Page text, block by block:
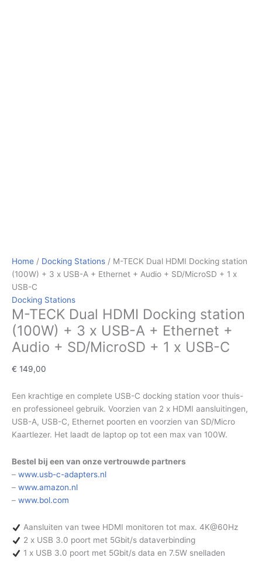
Home / Docking Stations / M-TECK Dual HDMI Docking station
(100W) + 3 x USB-A + Ethernet + Audio + SD/MicroSD + 1 x
USB-C
Docking Stations
M-TECK Dual HDMI Docking station
(100W) + 3 x USB-A + Ethernet +
Audio + SD/MicroSD + 1 x USB-C
€ 149,00
Een krachtige en complete USB-C docking station voor thuis-
en professioneel gebruik. Voorzien van 2 x HDMI aansluitingen,
USB-A, USB-C, Ethernet poorten en voorzien van SD/Micro
Kaartlezer. Het laadt de laptop op tot een max van 100W.
Bestel bij een van onze vertrouwde partners
– www.usb-c-adapters.nl
– www.amazon.nl
– www.bol.com
Aansluiten van twee HDMI monitoren tot max. 4K@60Hz
2 x USB 3.0 poort met 5Gbit/s dataverbinding
1 x USB 3.0 poort met 5Gbit/s data en 7.5W snelladen